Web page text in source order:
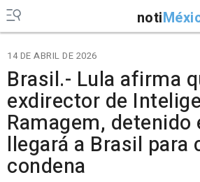
noti
14 DE ABRIL DE 2026
Brasil.- Lula afirma
exdirector de
Ramagem, detenido
llegará a Brasil para
condena